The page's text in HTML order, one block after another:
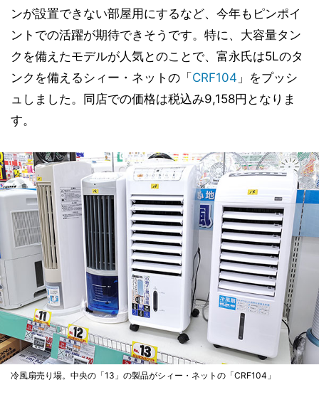
ンが設置できない部屋用にするなど、今年もピンポイ
ントでの活躍が期待できそうです。特に、大容量タン
クを備えたモデルが人気とのことで、富永氏は5Lのタ
ンクを備えるシィー・ネットの「CRF104 」をプッシ
ュしました。同店での価格は税込み9,158円となりま
す。
冷風扇売り場。中央の「13」の製品がシィー・ネットの「CRF104」